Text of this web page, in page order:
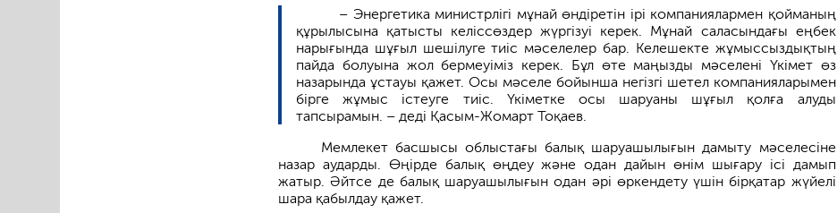
– Энергетика министрлігі мұнай өндіретін ірі компаниялармен қойманың
құрылысына қатысты келіссөздер жүргізуі керек. Мұнай саласындағы еңбек
нарығында шұғыл шешілуге тиіс мәселелер бар. Келешекте жұмыссыздықтың
пайда болуына жол бермеуіміз керек. Бұл өте маңызды мәселені Үкімет өз
назарында ұстауы қажет. Осы мәселе бойынша негізгі шетел компанияларымен
бірге жұмыс істеуге тиіс. Үкіметке осы шаруаны шұғыл қолға алуды
тапсырамын. – деді Қасым-Жомарт Тоқаев.
Мемлекет басшысы облыстағы балық шаруашылығын дамыту мәселесіне
назар аударды. Өңірде балық өңдеу және одан дайын өнім шығару ісі дамып
жатыр. Әйтсе де балық шаруашылығын одан әрі өркендету үшін бірқатар жүйелі
шара қабылдау қажет.